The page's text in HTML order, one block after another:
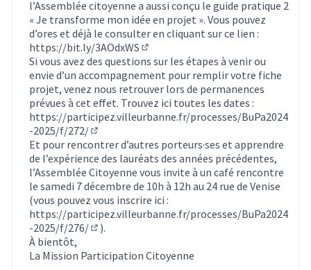
l’Assemblée citoyenne a aussi conçu le guide pratique 2
« Je transforme mon idée en projet ». Vous pouvez
d’ores et déjà le consulter en cliquant sur ce lien :
https://bit.ly/3AOdxWS
(Lien externe)
Si vous avez des questions sur les étapes à venir ou
envie d’un accompagnement pour remplir votre fiche
projet, venez nous retrouver lors de permanences
prévues à cet effet. Trouvez ici toutes les dates :
https://participez.villeurbanne.fr/processes/BuPa2024
-2025/f/272/
(S'ouvre dans un nouvel onglet)
Et pour rencontrer d’autres porteurs·ses et apprendre
de l’expérience des lauréats des années précédentes,
l’Assemblée Citoyenne vous invite à un café rencontre
le samedi 7 décembre de 10h à 12h au 24 rue de Venise
(vous pouvez vous inscrire ici :
https://participez.villeurbanne.fr/processes/BuPa2024
-2025/f/276/
(S'ouvre dans un nouvel onglet)
).
À bientôt,
La Mission Participation Citoyenne